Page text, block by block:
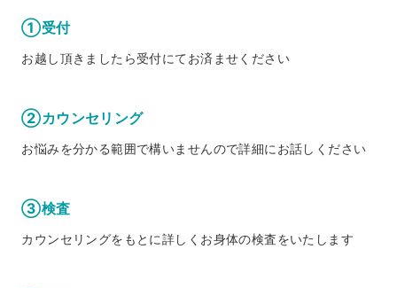
①受付
お越し頂きましたら受付にてお済ませください
②カウンセリング
お悩みを分かる範囲で構いませんので詳細にお話しください
③検査
カウンセリングをもとに詳しくお身体の検査をいたします